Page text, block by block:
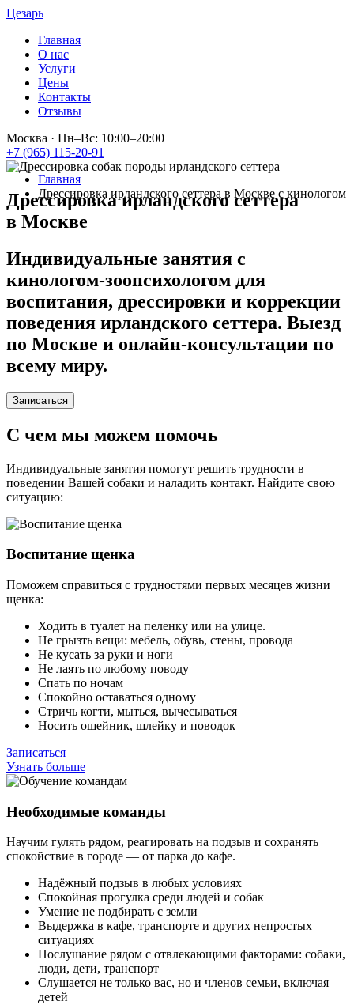
Цезарь
Главная
О нас
Услуги
Цены
Контакты
Отзывы
Москва · Пн–Вс: 10:00–20:00
+7 (965) 115-20-91
Главная
Дрессировка ирландского сеттера в Москве с кинологом
Дрессировка ирландского сеттера
в Москве
Индивидуальные занятия с
кинологом-зоопсихологом для
воспитания, дрессировки и коррекции
поведения ирландского сеттера. Выезд
по Москве и онлайн-консультации по
всему миру.
Записаться
С чем мы можем помочь
Индивидуальные занятия помогут решить трудности в
поведении Вашей собаки и наладить контакт. Найдите свою
ситуацию:
Воспитание щенка
Поможем справиться с трудностями первых месяцев жизни
щенка:
Ходить в туалет на пеленку или на улице.
Не грызть вещи: мебель, обувь, стены, провода
Не кусать за руки и ноги
Не лаять по любому поводу
Спать по ночам
Спокойно оставаться одному
Стричь когти, мыться, вычесываться
Носить ошейник, шлейку и поводок
Записаться
Узнать больше
Необходимые команды
Научим гулять рядом, реагировать на подзыв и сохранять
спокойствие в городе — от парка до кафе.
Надёжный подзыв в любых условиях
Спокойная прогулка среди людей и собак
Умение не подбирать с земли
Выдержка в кафе, транспорте и других непростых
ситуациях
Послушание рядом с отвлекающими факторами: собаки,
люди, дети, транспорт
Слушается не только вас, но и членов семьи, включая
детей